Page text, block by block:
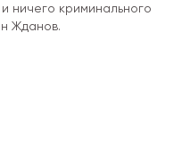
ничего криминального
Жданов.